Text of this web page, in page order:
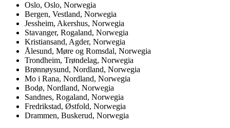
Oslo, Oslo, Norwegia
Bergen, Vestland, Norwegia
Jessheim, Akershus, Norwegia
Stavanger, Rogaland, Norwegia
Kristiansand, Agder, Norwegia
Ålesund, Møre og Romsdal, Norwegia
Trondheim, Trøndelag, Norwegia
Brønnøysund, Nordland, Norwegia
Mo i Rana, Nordland, Norwegia
Bodø, Nordland, Norwegia
Sandnes, Rogaland, Norwegia
Fredrikstad, Østfold, Norwegia
Drammen, Buskerud, Norwegia